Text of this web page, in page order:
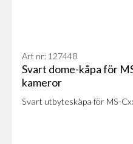
Art nr: 127448
Svart dome-kåpa för
kameror
Svart utbyteskåpa för MS-